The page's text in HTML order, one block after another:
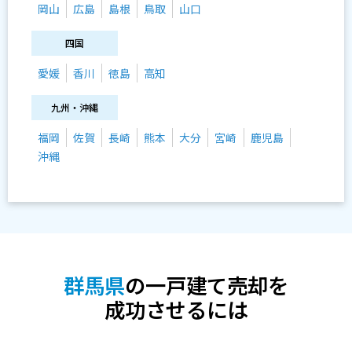
岡山 広島 島根 鳥取 山口
四国
愛媛 香川 徳島 高知
九州・沖縄
福岡 佐賀 長崎 熊本 大分 宮崎
鹿児島
沖縄
群馬県の一戸建て売却を
成功させるには